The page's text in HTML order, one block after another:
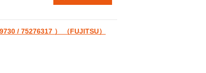
/ 75276317 ） （FUJITSU）